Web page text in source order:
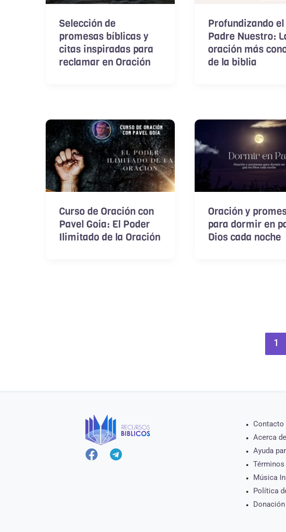
Selección de
promesas bíblicas y
citas inspiradas para
reclamar en Oración
Profundizando el
Padre Nuestro:
oración más
de la biblia
Curso de Oración con
Pavel Goia: El Poder
Ilimitado de la Oración
Oración y
para dormir en
Dios cada noche
1
Contacto
Acerca de
Ayuda
Música
Política